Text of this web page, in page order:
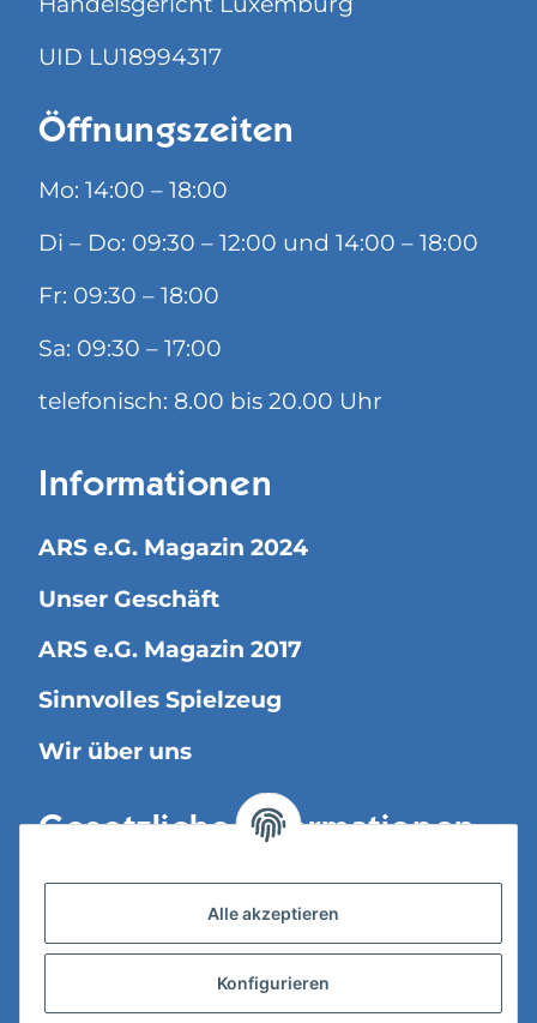
UID LU18994317
Öffnungszeiten
Mo: 14:00 – 18:00
Di – Do: 09:30 – 12:00 und 14:00 – 18:00
Fr: 09:30 – 18:00
Sa: 09:30 – 17:00
telefonisch: 8.00 bis 20.00 Uhr
Informationen
ARS e.G. Magazin 2024
Unser Geschäft
ARS e.G. Magazin 2017
Sinnvolles Spielzeug
Wir über uns
Gesetzliche Informationen
Versandinformationen
Datenschutz
Alle akzeptieren
Konfigurieren